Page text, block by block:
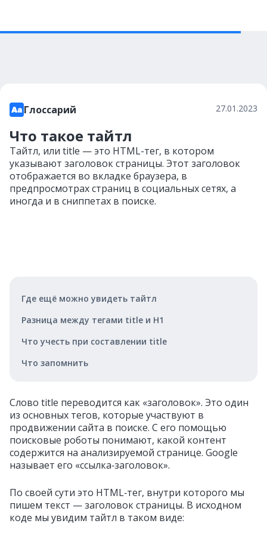
Глоссарий 27.01.2023
Что такое тайтл
Тайтл, или title — это HTML-тег, в котором
указывают заголовок страницы. Этот заголовок
отображается во вкладке браузера, в
предпросмотрах страниц в социальных сетях, а
иногда и в сниппетах в поиске.
Где ещё можно увидеть тайтл
Разница между тегами title и H1
Что учесть при составлении title
Что запомнить
Слово title переводится как «заголовок». Это один
из основных тегов, которые участвуют в
продвижении сайта в поиске. С его помощью
поисковые роботы понимают, какой контент
содержится на анализируемой странице. Google
называет его «ссылка‑заголовок».
По своей сути это HTML‑тег, внутри которого мы
пишем текст — заголовок страницы. В исходном
коде мы увидим тайтл в таком виде: